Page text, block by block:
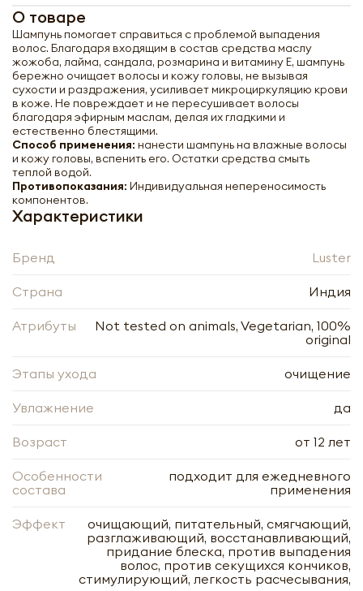
О товаре
Шампунь помогает справиться с проблемой выпадения
волос. Благодаря входящим в состав средства маслу
жожоба, лайма, сандала, розмарина и витамину Е, шампунь
бережно очищает волосы и кожу головы, не вызывая
сухости и раздражения, усиливает микроциркуляцию крови
в коже. Не повреждает и не пересушивает волосы
благодаря эфирным маслам, делая их гладкими и
естественно блестящими.
Способ применения: нанести шампунь на влажные волосы
и кожу головы, вспенить его. Остатки средства смыть
теплой водой.
Противопоказания: Индивидуальная непереносимость
компонентов.
Характеристики
Бренд Luster
Страна Индия
Атрибуты
Not tested on animals, Vegetarian, 100%
original
Этапы ухода очищение
Увлажнение да
Возраст от 12 лет
Особенности
состава
подходит для ежедневного
применения
Эффект
очищающий, питательный, смягчающий,
разглаживающий, восстанавливающий,
придание блеска, против выпадения
волос, против секущихся кончиков,
стимулирующий, легкость расчесывания,